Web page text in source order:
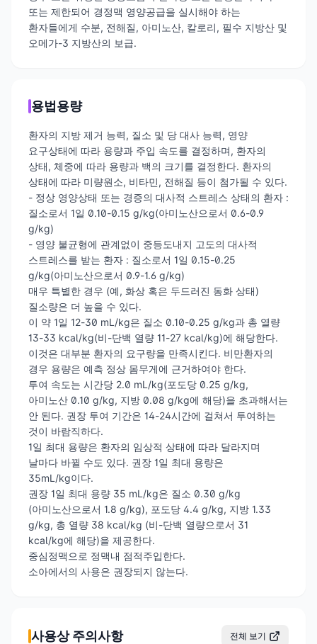
또는 제한되어 경정맥 영양공급을 실시해야 하는
환자들에게 수분, 전해질, 아미노산, 칼로리, 필수 지방산 및
오메가-3 지방산의 보급.
용법용량
환자의 지방 제거 능력, 질소 및 당 대사 능력, 영양
요구상태에 따라 용량과 주입 속도를 결정하며, 환자의
상태, 체중에 따라 용량과 백의 크기를 결정한다. 환자의
상태에 따라 미량원소, 비타민, 전해질 등이 첨가될 수 있다.
- 정상 영양상태 또는 경증의 대사적 스트레스 상태의 환자 :
질소로서 1일 0.10-0.15 g/kg(아미노산으로서 0.6-0.9
g/kg)
- 영양 불균형에 관계없이 중등도내지 고도의 대사적
스트레스를 받는 환자 : 질소로서 1일 0.15-0.25
g/kg(아미노산으로서 0.9-1.6 g/kg)
매우 특별한 경우 (예, 화상 혹은 두드러진 동화 상태)
질소량은 더 높을 수 있다.
이 약 1일 12-30 mL/kg은 질소 0.10-0.25 g/kg과 총 열량
13-33 kcal/kg(비-단백 열량 11-27 kcal/kg)에 해당한다.
이것은 대부분 환자의 요구량을 만족시킨다. 비만환자의
경우 용량은 예측 정상 몸무게에 근거하여야 한다.
투여 속도는 시간당 2.0 mL/kg(포도당 0.25 g/kg,
아미노산 0.10 g/kg, 지방 0.08 g/kg에 해당)을 초과해서는
안 된다. 권장 투여 기간은 14-24시간에 걸쳐서 투여하는
것이 바람직하다.
1일 최대 용량은 환자의 임상적 상태에 따라 달라지며
날마다 바뀔 수도 있다. 권장 1일 최대 용량은
35mL/kg이다.
권장 1일 최대 용량 35 mL/kg은 질소 0.30 g/kg
(아미노산으로서 1.8 g/kg), 포도당 4.4 g/kg, 지방 1.33
g/kg, 총 열량 38 kcal/kg (비-단백 열량으로서 31
kcal/kg에 해당)을 제공한다.
중심정맥으로 정맥내 점적주입한다.
소아에서의 사용은 권장되지 않는다.
사용상 주의사항 전체 보기